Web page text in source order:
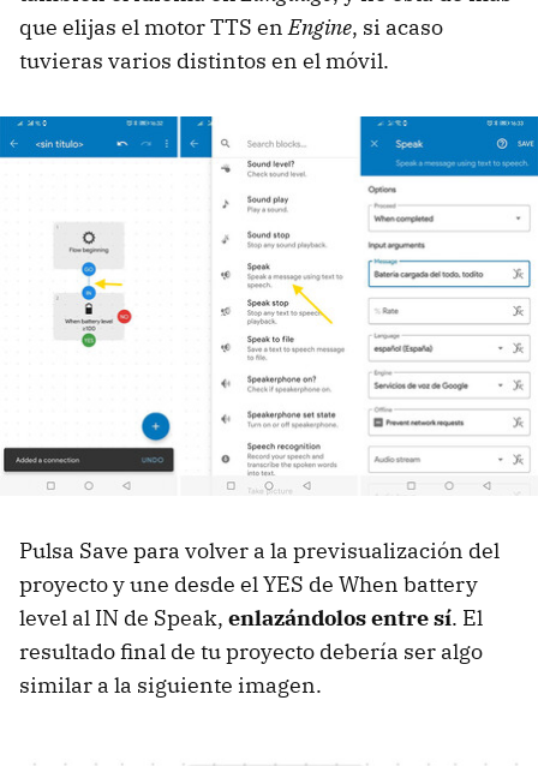
que elijas el motor TTS enEngine, si acaso
tuvieras varios distintos en el móvil.
Pulsa Save para volver a la previsualización del
proyecto y une desde el YES de When battery
level al IN de Speak, enlazándolos entre sí. El
resultado final de tu proyecto debería ser algo
similar a la siguiente imagen.